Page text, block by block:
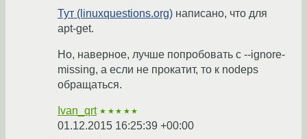
Тут (linuxquestions.org) написано, что для
apt-get.
Но, наверное, лучше попробовать с --ignore-
missing, а если не прокатит, то к nodeps
обращаться.
Ivan_qrt ★★★★★
01.12.2015 16:25:39 +00:00